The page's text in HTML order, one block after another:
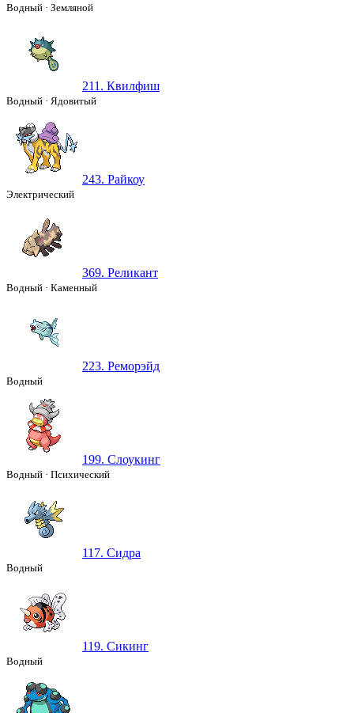
Водный · Земляной
211. Квилфиш
Водный · Ядовитый
243. Райкоу
Электрический
369. Реликант
Водный · Каменный
223. Реморэйд
Водный
199. Слоукинг
Водный · Психический
117. Сидра
Водный
119. Сикинг
Водный